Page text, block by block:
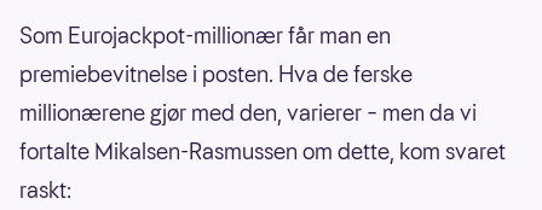
Som Eurojackpot-millionær får man en
premiebevitnelse i posten. Hva de ferske
millionærene gjør med den, varierer – men da vi
fortalte Mikalsen-Rasmussen om dette, kom svaret
raskt: